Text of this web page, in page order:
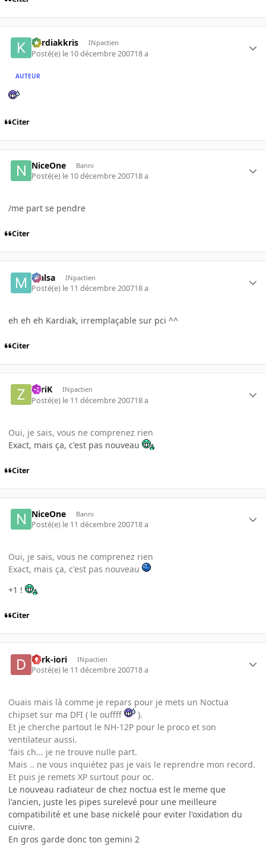
kardiakkris INpactien
Posté(e) le 10 décembre 200718 a
AUTEUR
Citer
NiceOne Banni
Posté(e) le 10 décembre 200718 a
/me part se pendre
Citer
Malsa INpactien
Posté(e) le 11 décembre 200718 a
eh eh eh Kardiak, irremplaçable sur pci ^^
Citer
ZyriK INpactien
Posté(e) le 11 décembre 200718 a
Oui, je sais, vous ne comprenez rien
Exact, mais ça, c'est pas nouveau
Citer
NiceOne Banni
Posté(e) le 11 décembre 200718 a
Oui, je sais, vous ne comprenez rien
Exact, mais ça, c'est pas nouveau
+1 !
Citer
dark-iori INpactien
Posté(e) le 11 décembre 200718 a
Ouais mais là comme je repars pour je mets un Noctua
chipset sur ma DFI ( le ouffff
).
Et je cherche partout le NH-12P pour le proco et son
ventilateur aussi.
'fais ch... je ne trouve nulle part.
Mais .. ne vous inquiétez pas je vais le reprendre mon record.
Et puis je remets XP surtout pour oc.
Le nouveau radiateur de chez noctua est le meme que
l'ancien, juste les pipes surelevé pour une meilleure
compatibilité et une base nickelé pour eviter l'oxidation du
cuivre.
En gros garde donc ton gemini 2